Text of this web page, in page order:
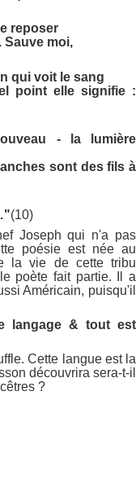
reposer
Sauve moi,
qui voit le sang
point elle signifie :
- la lumière
sont des fils à
(10)
Joseph qui n'a pas
poésie est née au
la vie de cette tribu
poète fait partie. Il a
Américain, puisqu'il
langage & tout est
Cette langue est la
découvrira sera-t-il
?